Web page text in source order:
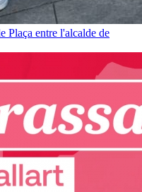
Plaça entre l'alcalde de